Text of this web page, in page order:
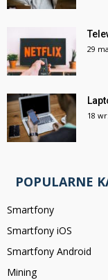
29
18
POPULARNE
Smartfony
Smartfony iOS
Smartfony Android
Mining